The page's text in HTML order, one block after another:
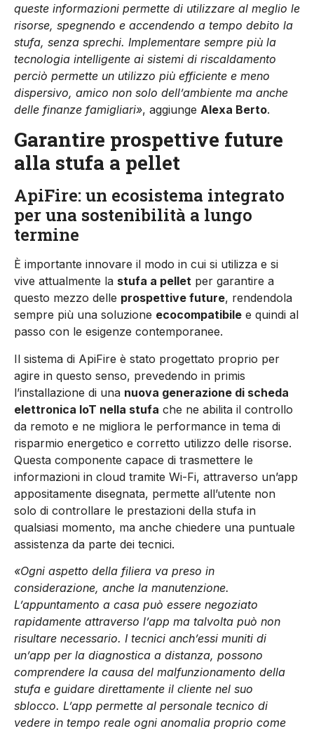
queste informazioni permette di utilizzare al meglio le
risorse, spegnendo e accendendo a tempo debito la
stufa, senza sprechi. Implementare sempre più la
tecnologia intelligente ai sistemi di riscaldamento
perciò permette un utilizzo più efficiente e meno
dispersivo, amico non solo dell’ambiente ma anche
delle finanze famigliari», aggiunge Alexa Berto.
Garantire prospettive future
alla stufa a pellet
ApiFire: un ecosistema integrato
per una sostenibilità a lungo
termine
È importante innovare il modo in cui si utilizza e si
vive attualmente la stufa a pellet per garantire a
questo mezzo delle prospettive future, rendendola
sempre più una soluzione ecocompatibile e quindi al
passo con le esigenze contemporanee.
Il sistema di ApiFire è stato progettato proprio per
agire in questo senso, prevedendo in primis
l’installazione di una nuova generazione di scheda
elettronica IoT nella stufa che ne abilita il controllo
da remoto e ne migliora le performance in tema di
risparmio energetico e corretto utilizzo delle risorse.
Questa componente capace di trasmettere le
informazioni in cloud tramite Wi-Fi, attraverso un’app
appositamente disegnata, permette all’utente non
solo di controllare le prestazioni della stufa in
qualsiasi momento, ma anche chiedere una puntuale
assistenza da parte dei tecnici.
«Ogni aspetto della filiera va preso in
considerazione, anche la manutenzione.
L’appuntamento a casa può essere negoziato
rapidamente attraverso l’app ma talvolta può non
risultare necessario. I tecnici anch’essi muniti di
un’app per la diagnostica a distanza, possono
comprendere la causa del malfunzionamento della
stufa e guidare direttamente il cliente nel suo
sblocco. L’app permette al personale tecnico di
vedere in tempo reale ogni anomalia proprio come